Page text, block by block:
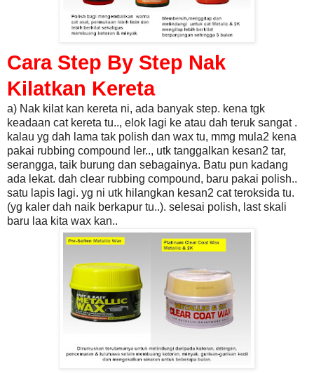
Cara Step By Step Nak
Kilatkan Kereta
a) Nak kilat kan kereta ni, ada banyak step. kena tgk
keadaan cat kereta tu.., elok lagi ke atau dah teruk sangat .
kalau yg dah lama tak polish dan wax tu, mmg mula2 kena
pakai rubbing compound ler.., utk tanggalkan kesan2 tar,
serangga, taik burung dan sebagainya. Batu pun kadang
ada lekat. dah clear rubbing compound, baru pakai polish..
satu lapis lagi. yg ni utk hilangkan kesan2 cat teroksida tu.
(yg kaler dah naik berkapur tu..). selesai polish, last skali
baru laa kita wax kan..